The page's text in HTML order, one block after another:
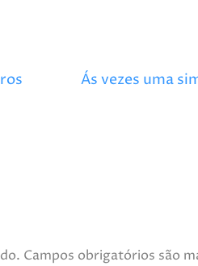
Ás vezes uma
Campos obrigatórios são